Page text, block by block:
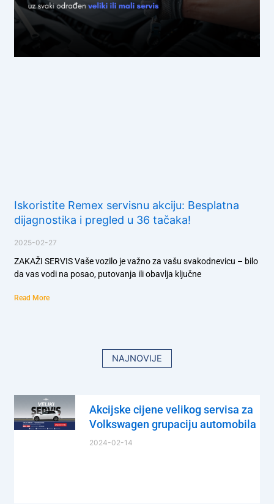
Iskoristite Remex servisnu akciju: Besplatna
dijagnostika i pregled u 36 tačaka!
2025-02-27
ZAKAŽI SERVIS Vaše vozilo je važno za vašu svakodnevicu – bilo
da vas vodi na posao, putovanja ili obavlja ključne
Read More
NAJNOVIJE
Akcijske cijene velikog servisa za
Volkswagen grupaciju automobila
2024-02-14